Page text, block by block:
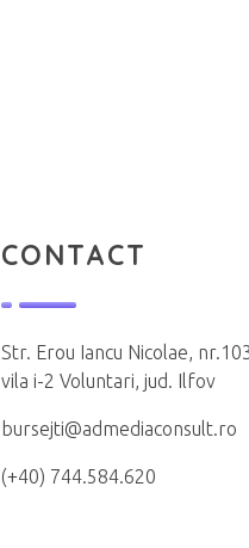
CONTACT
Str. Erou Iancu Nicolae,
vila i-2 Voluntari, jud. Ilfov
bursejti@admediaconsult.ro
(+40) 744.584.620